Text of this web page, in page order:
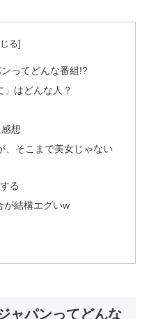
ってどんな番組!?
はどんな人？
想
、そこまで美女じゃない
る
が結構エグいw
ャパンってどんな